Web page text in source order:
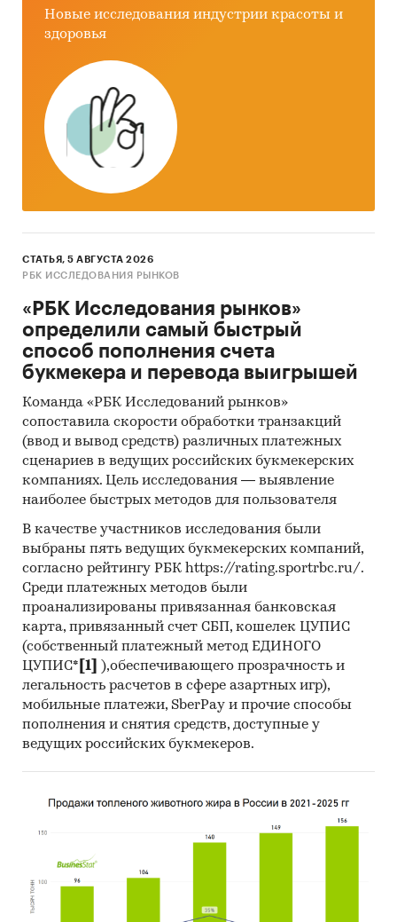
Новые исследования индустрии красоты и
здоровья
СТАТЬЯ, 5 АВГУСТА 2026
РБК ИССЛЕДОВАНИЯ РЫНКОВ
«РБК Исследования рынков»
определили самый быстрый
способ пополнения счета
букмекера и перевода выигрышей
Команда «РБК Исследований рынков»
сопоставила скорости обработки транзакций
(ввод и вывод средств) различных платежных
сценариев в ведущих российских букмекерских
компаниях. Цель исследования — выявление
наиболее быстрых методов для пользователя
В качестве участников исследования были
выбраны пять ведущих букмекерских компаний,
согласно рейтингу РБК https://rating.sportrbc.ru/.
Среди платежных методов были
проанализированы привязанная банковская
карта, привязанный счет СБП, кошелек ЦУПИС
(собственный платежный метод ЕДИНОГО
ЦУПИС* [1]
),обеспечивающего прозрачность и
легальность расчетов в сфере азартных игр),
мобильные платежи, SberPay и прочие способы
пополнения и снятия средств, доступные у
ведущих российских букмекеров.